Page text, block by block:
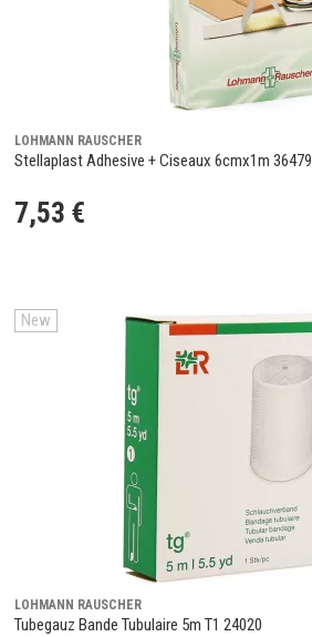
LOHMANN RAUSCHER
Stellaplast Adhesive + Ciseaux 6cmx1m 36479
7,53 €
New
LOHMANN RAUSCHER
Tubegauz Bande Tubulaire 5m T1 24020